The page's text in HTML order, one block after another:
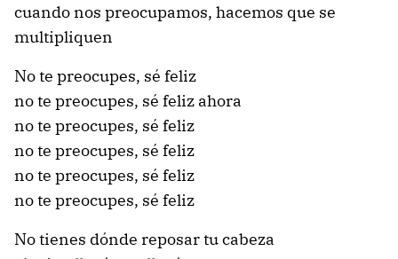
cuando nos preocupamos, hacemos que se
multipliquen
No te preocupes, sé feliz
no te preocupes, sé feliz ahora
no te preocupes, sé feliz
no te preocupes, sé feliz
no te preocupes, sé feliz
no te preocupes, sé feliz
No tienes dónde reposar tu cabeza